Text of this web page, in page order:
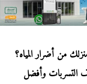
من أضرار المياه؟
التسربات وأفضل